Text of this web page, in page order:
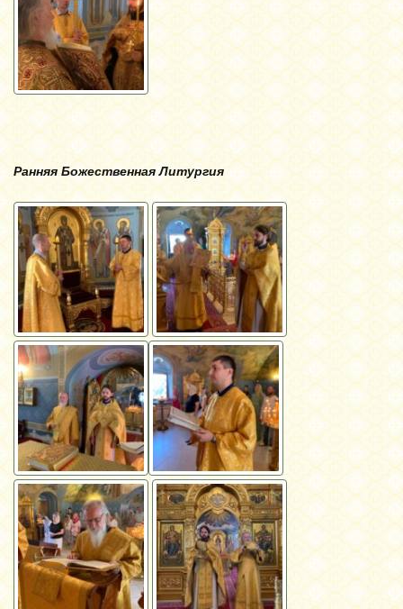
Ранняя Божественная Литургия